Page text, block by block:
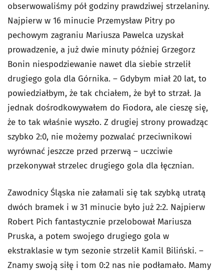
obserwowaliśmy pół godziny prawdziwej strzelaniny.
Najpierw w 16 minucie Przemysław Pitry po
pechowym zagraniu Mariusza Pawelca uzyskał
prowadzenie, a już dwie minuty później Grzegorz
Bonin niespodziewanie nawet dla siebie strzelił
drugiego gola dla Górnika. – Gdybym miał 20 lat, to
powiedziałbym, że tak chciałem, że był to strzał. Ja
jednak dośrodkowywałem do Fiodora, ale cieszę się,
że to tak właśnie wyszło. Z drugiej strony prowadząc
szybko 2:0, nie możemy pozwalać przeciwnikowi
wyrównać jeszcze przed przerwą – uczciwie
przekonywał strzelec drugiego gola dla łęcznian.
Zawodnicy Śląska nie załamali się tak szybką utratą
dwóch bramek i w 31 minucie było już 2:2. Najpierw
Robert Pich fantastycznie przelobował Mariusza
Pruska, a potem swojego drugiego gola w
ekstraklasie w tym sezonie strzelił Kamil Biliński. –
Znamy swoją siłę i tom 0:2 nas nie podłamało. Mamy